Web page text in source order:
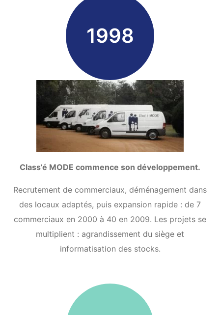
1998
Class’é MODE commence son développement.
Recrutement de commerciaux, déménagement dans
des locaux adaptés, puis expansion rapide : de 7
commerciaux en 2000 à 40 en 2009. Les projets se
multiplient : agrandissement du siège et
informatisation des stocks.